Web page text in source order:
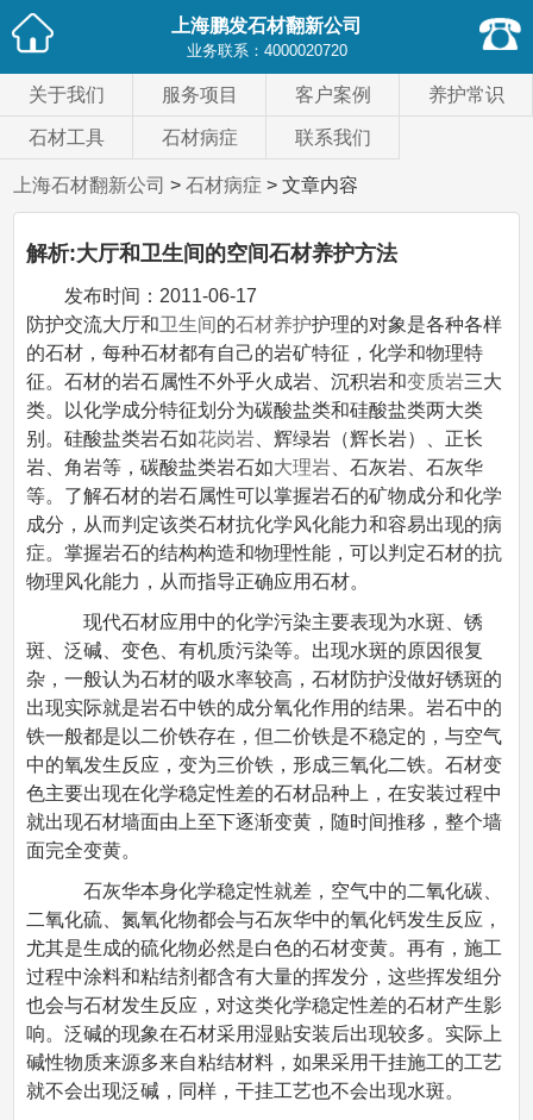
上海鹏发石材翻新公司
业务联系： 4000020720
关于我们 服务项目 客户案例 养护常识
石材工具 石材病症 联系我们
上海石材翻新公司 >石材病症 > 文章内容
解析:大厅和卫生间的空间石材养护方法
发布时间： 2011-06-17
防护交流大厅和卫生间的石材养护护理的对象是各种各样
的石材，每种石材都有自己的岩矿特征，化学和物理特
征。石材的岩石属性不外乎火成岩、沉积岩和变质岩三大
类。以化学成分特征划分为碳酸盐类和硅酸盐类两大类
别。硅酸盐类岩石如花岗岩 、辉绿岩（辉长岩）、正长
岩、角岩等，碳酸盐类岩石如大理岩 、石灰岩、石灰华
等。了解石材的岩石属性可以掌握岩石的矿物成分和化学
成分，从而判定该类石材抗化学风化能力和容易出现的病
症。掌握岩石的结构构造和物理性能，可以判定石材的抗
物理风化能力，从而指导正确应用石材。
现代石材应用中的化学污染主要表现为水斑、锈
斑、泛碱、变色、有机质污染等。出现水斑的原因很复
杂，一般认为石材的吸水率较高，石材防护没做好锈斑的
出现实际就是岩石中铁的成分氧化作用的结果。岩石中的
铁一般都是以二价铁存在，但二价铁是不稳定的，与空气
中的氧发生反应，变为三价铁，形成三氧化二铁。石材变
色主要出现在化学稳定性差的石材品种上，在安装过程中
就出现石材墙面由上至下逐渐变黄，随时间推移，整个墙
面完全变黄。
石灰华本身化学稳定性就差，空气中的二氧化碳、
二氧化硫、氮氧化物都会与石灰华中的氧化钙发生反应，
尤其是生成的硫化物必然是白色的石材变黄。再有，施工
过程中涂料和粘结剂都含有大量的挥发分，这些挥发组分
也会与石材发生反应，对这类化学稳定性差的石材产生影
响。泛碱的现象在石材采用湿贴安装后出现较多。实际上
碱性物质来源多来自粘结材料，如果采用干挂施工的工艺
就不会出现泛碱，同样，干挂工艺也不会出现水斑。